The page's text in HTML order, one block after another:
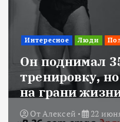
Интересное Люди
Он поднимал
тренировку,
на грани
ОтАлексей 22